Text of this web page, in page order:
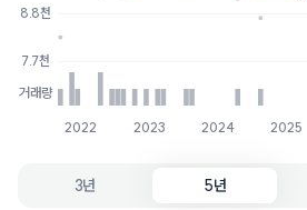
2022 2023 2024 2025
거래량
7.7천
8.8천
3년 5년